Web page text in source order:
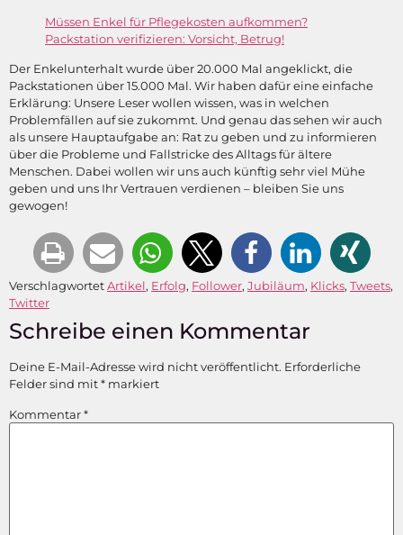
Müssen Enkel für Pflegekosten aufkommen?
Packstation verifizieren: Vorsicht, Betrug!
Der Enkelunterhalt wurde über 20.000 Mal angeklickt, die
Packstationen über 15.000 Mal. Wir haben dafür eine einfache
Erklärung: Unsere Leser wollen wissen, was in welchen
Problemfällen auf sie zukommt. Und genau das sehen wir auch
als unsere Hauptaufgabe an: Rat zu geben und zu informieren
über die Probleme und Fallstricke des Alltags für ältere
Menschen. Dabei wollen wir uns auch künftig sehr viel Mühe
geben und uns Ihr Vertrauen verdienen – bleiben Sie uns
gewogen!
VerschlagwortetArtikel, Erfolg, Follower, Jubiläum, Klicks, Tweets,
Twitter
Schreibe einen Kommentar
Deine E-Mail-Adresse wird nicht veröffentlicht. Erforderliche
Felder sind mit* markiert
Kommentar*